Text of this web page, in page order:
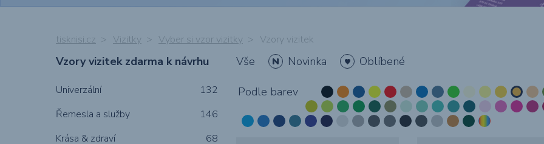
vlastním
potiskem
vlajky
FFP2, roušky &
polepy &
montáže
magnetická
reklama
tisknisi.cz Vizitky Vyber si vzor vizitky Vzory vizitek
Vzory vizitek zdarma k návrhu
Univerzální
132
Řemesla a služby
146
Krása & zdraví
68
Vše Novinka Oblíbené
Podle barev